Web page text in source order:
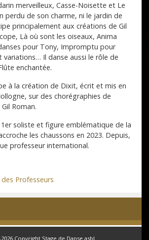
merveilleux, Casse-Noisette et Le
perdu de son charme, ni le jardin de
principalement aux créations de Gil
Là où sont les oiseaux, Anima
pour Tony, Impromptu pour
variations… Il danse aussi le rôle de
enchantée.
à la création de Dixit, écrit et mis en
sur des chorégraphies de
Roman.
1er soliste et figure emblématique de la
les chaussons en 2023. Depuis,
professeur international.
Professeurs
Copyright Stage de Danse asbl.